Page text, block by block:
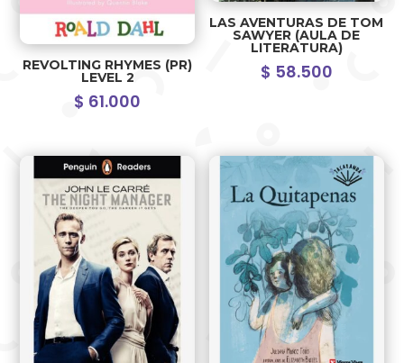
REVOLTING RHYMES (PR)
LEVEL 2
$ 61.000
LAS AVENTURAS DE TOM
SAWYER (AULA DE
LITERATURA)
$ 58.500